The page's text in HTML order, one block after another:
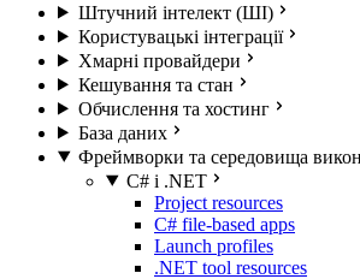
Штучний інтелект (ШІ)
Користувацькі інтеграції
Хмарні провайдери
Кешування та стан
Обчислення та хостинг
База даних
Фреймворки та середовища
C# і .NET
Project resources
C# file-based apps
Launch profiles
.NET tool resources